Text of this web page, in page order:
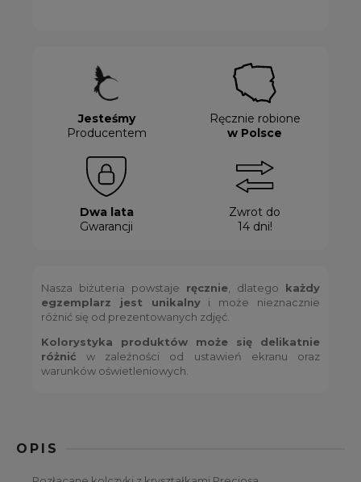
Jesteśmy
Producentem
Ręcznie robione
w Polsce
Dwa lata
Gwarancji
Zwrot do
14 dni!
Nasza biżuteria powstaje ręcznie, dlatego każdy
egzemplarz jest unikalnyi może nieznacznie
różnić się od prezentowanych zdjęć.
Kolorystyka produktów może się delikatnie
różnić w zależności od ustawień ekranu oraz
warunków oświetleniowych.
OPIS